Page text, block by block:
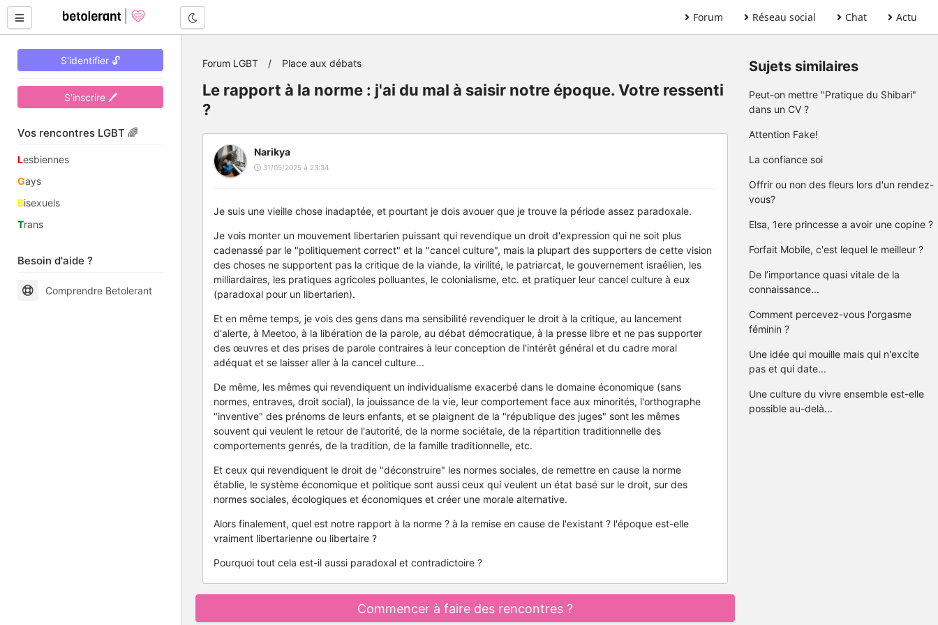
Forum Réseau social Chat Actu
S'identifier 🔓
S'inscrire 🖊
Vos rencontres LGBT 🌈
Lesbiennes
Gays
Bisexuels
Trans
Besoin d'aide ?
Comprendre Betolerant
Forum LGBT Place aux débats
Le rapport à la norme : j'ai du mal à saisir notre époque. Votre ressenti
?
Narikya
31/05/2025 à 23:34
Je suis une vieille chose inadaptée, et pourtant je dois avouer que je trouve la période assez paradoxale.
Je vois monter un mouvement libertarien puissant qui revendique un droit d'expression qui ne soit plus
cadenassé par le "politiquement correct" et la "cancel culture", mais la plupart des supporters de cette vision
des choses ne supportent pas la critique de la viande, la virilité, le patriarcat, le gouvernement israélien, les
milliardaires, les pratiques agricoles polluantes, le colonialisme, etc. et pratiquer leur cancel culture à eux
(paradoxal pour un libertarien).
Et en même temps, je vois des gens dans ma sensibilité revendiquer le droit à la critique, au lancement
d'alerte, à Meetoo, à la libération de la parole, au débat démocratique, à la presse libre et ne pas supporter
des œuvres et des prises de parole contraires à leur conception de l'intérêt général et du cadre moral
adéquat et se laisser aller à la cancel culture...
De même, les mêmes qui revendiquent un individualisme exacerbé dans le domaine économique (sans
normes, entraves, droit social), la jouissance de la vie, leur comportement face aux minorités, l'orthographe
"inventive" des prénoms de leurs enfants, et se plaignent de la "république des juges" sont les mêmes
souvent qui veulent le retour de l'autorité, de la norme sociétale, de la répartition traditionnelle des
comportements genrés, de la tradition, de la famille traditionnelle, etc.
Et ceux qui revendiquent le droit de "déconstruire" les normes sociales, de remettre en cause la norme
établie, le système économique et politique sont aussi ceux qui veulent un état basé sur le droit, sur des
normes sociales, écologiques et économiques et créer une morale alternative.
Alors finalement, quel est notre rapport à la norme ? à la remise en cause de l'existant ? l'époque est-elle
vraiment libertarienne ou libertaire ?
Pourquoi tout cela est-il aussi paradoxal et contradictoire ?
Commencer à faire des rencontres ?
Sujets similaires
Peut-on mettre "Pratique du Shibari"
dans un CV ?
Attention Fake!
La confiance soi
Offrir ou non des fleurs lors d'un rendez-
vous?
Elsa, 1ere princesse a avoir une copine ?
Forfait Mobile, c'est lequel le meilleur ?
De l’importance quasi vitale de la
connaissance...
Comment percevez-vous l'orgasme
féminin ?
Une idée qui mouille mais qui n'excite
pas et qui date...
Une culture du vivre ensemble est-elle
possible au-delà...